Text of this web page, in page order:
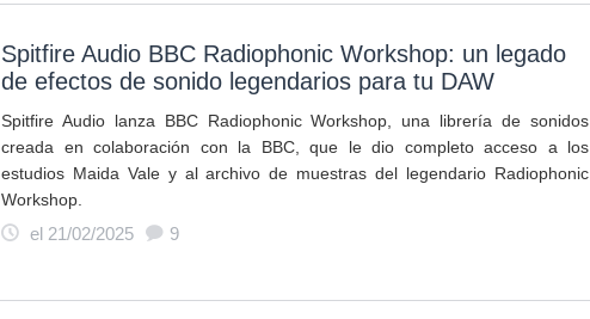
Spitfire Audio BBC Radiophonic Workshop: un legado
de efectos de sonido legendarios para tu DAW
Spitfire Audio lanza BBC Radiophonic Workshop, una librería de sonidos
creada en colaboración con la BBC, que le dio completo acceso a los
estudios Maida Vale y al archivo de muestras del legendario Radiophonic
Workshop.
el 21/02/2025
9